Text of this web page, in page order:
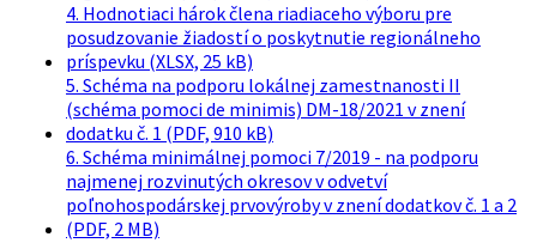
4. Hodnotiaci hárok člena riadiaceho výboru pre
posudzovanie žiadostí o poskytnutie regionálneho
príspevku (XLSX, 25 kB)
5. Schéma na podporu lokálnej zamestnanosti II
(schéma pomoci de minimis) DM-18/2021 v znení
dodatku č. 1 (PDF, 910 kB)
6. Schéma minimálnej pomoci 7/2019 - na podporu
najmenej rozvinutých okresov v odvetví
poľnohospodárskej prvovýroby v znení dodatkov č. 1 a 2
(PDF, 2 MB)